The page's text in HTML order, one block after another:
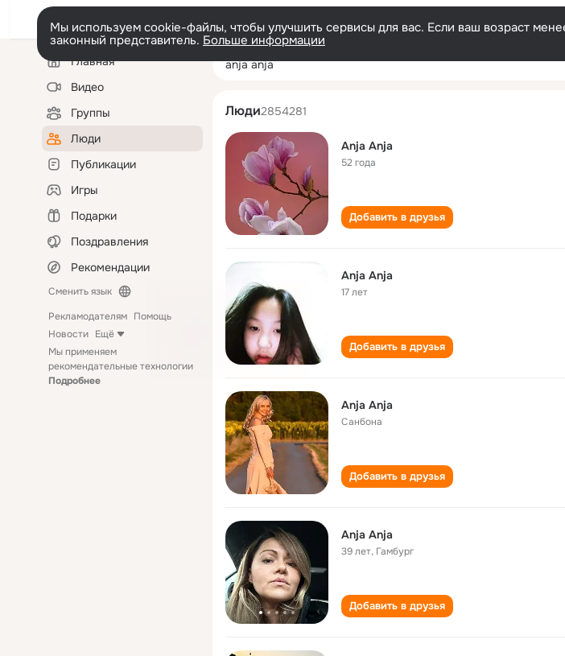
Мы используем cookie-файлы, чтобы улучшить сервисы для вас. Если ваш возраст
законный представитель. Больше информации
Левая
колонкаГлавная
Видео
Группы
Люди
Публикации
Игры
Подарки
Поздравления
Рекомендации
Сменить язык
Рекламодателям Помощь
Новости Ещё
Мы применяем
рекомендательные технологии
Подробнее
anja anja
Люди2854281
Anja Anja
52 года
Добавить в друзья
Anja Anja
17 лет
Добавить в друзья
Anja Anja
Санбона
Добавить в друзья
Anja Anja
39 лет, Гамбург
Добавить в друзья